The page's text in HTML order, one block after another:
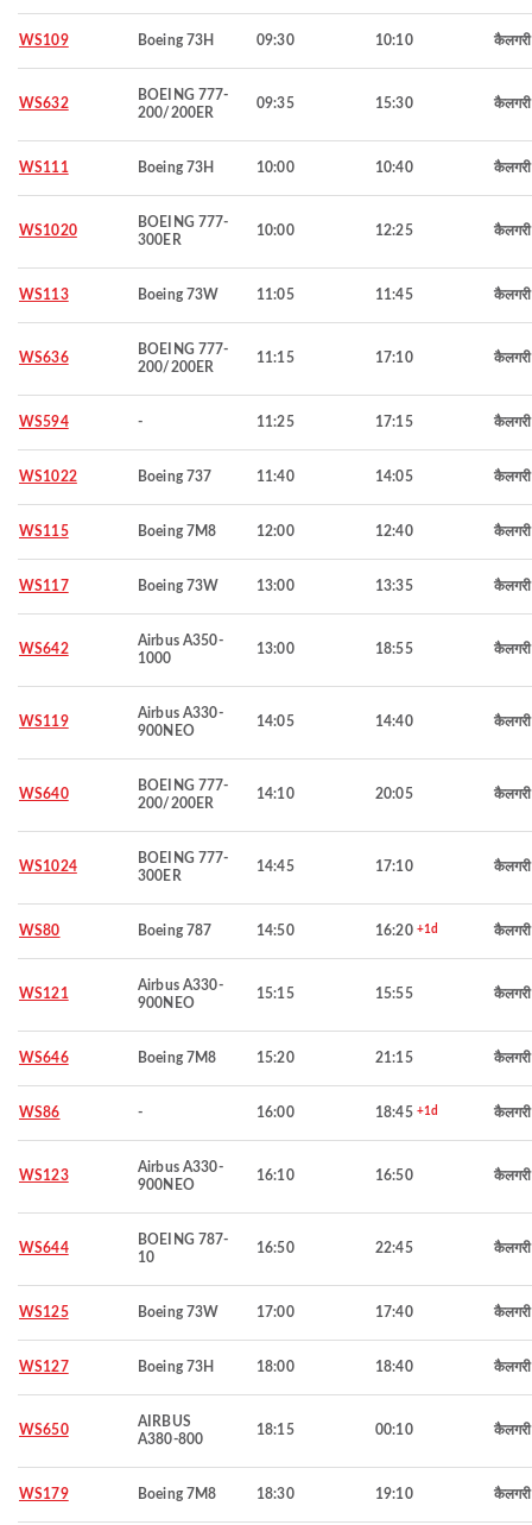
WS109 Boeing 73H 09:30 10:10 कैलगरी
WS632
BOEING 777-
200/200ER
09:35 15:30 कैलगरी
WS111 Boeing 73H 10:00 10:40 कैलगरी
WS1020
BOEING 777-
300ER
10:00 12:25 कैलगरी
WS113 Boeing 73W 11:05 11:45 कैलगरी
WS636
BOEING 777-
200/200ER
11:15 17:10 कैलगरी
WS594 - 11:25 17:15 कैलगरी
WS1022 Boeing 737 11:40 14:05 कैलगरी
WS115 Boeing 7M8 12:00 12:40 कैलगरी
WS117 Boeing 73W 13:00 13:35 कैलगरी
WS642
Airbus A350-
1000
13:00 18:55 कैलगरी
WS119
Airbus A330-
900NEO
14:05 14:40 कैलगरी
WS640
BOEING 777-
200/200ER
14:10 20:05 कैलगरी
WS1024
BOEING 777-
300ER
14:45 17:10 कैलगरी
WS80 Boeing 787 14:50 16:20 +1d कैलगरी
WS121
Airbus A330-
900NEO
15:15 15:55 कैलगरी
WS646 Boeing 7M8 15:20 21:15 कैलगरी
WS86 - 16:00 18:45 +1d कैलगरी
WS123
Airbus A330-
900NEO
16:10 16:50 कैलगरी
WS644
BOEING 787-
10
16:50 22:45 कैलगरी
WS125 Boeing 73W 17:00 17:40 कैलगरी
WS127 Boeing 73H 18:00 18:40 कैलगरी
WS650
AIRBUS
A380-800
18:15 00:10 कैलगरी
WS179 Boeing 7M8 18:30 19:10 कैलगरी